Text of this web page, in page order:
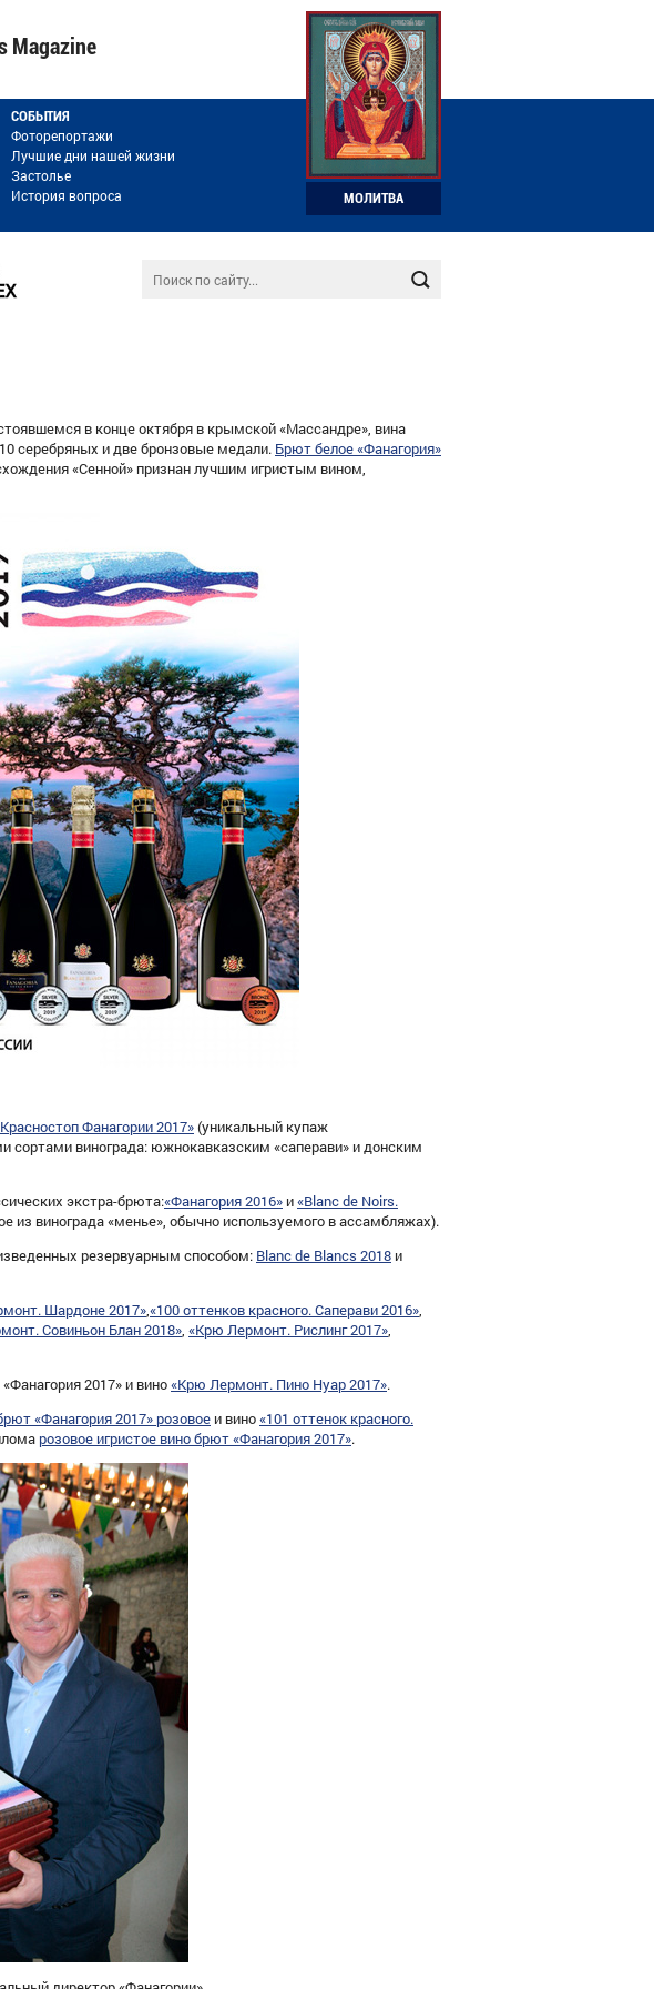
МОЛИТВА
Magazine
СОБЫТИЯ
Фоторепортажи
Лучшие дни нашей жизни
Застолье
История вопроса
в конце октября в крымской «Массандре», вина
серебряных и двебронзовые медали. Брют белое «Фанагория»
«Сенной» признан лучшим игристым вином,
Фанагории 2017»(уникальный купаж
сортами винограда: южнокавказским «саперави» и донским
экстра-брюта:«Фанагория 2016» и«Blanc de Noirs.
из винограда «менье», обычно используемого в ассамбляжах).
резервуарным способом: Blanc de Blancs 2018 и
Шардоне 2017»«100 оттенков красного. Саперави 2016»
Совиньон Блан 2018» «Крю Лермонт. Рислинг 2017»
2017» и вино«Крю Лермонт. Пино Нуар 2017».
«Фанагория 2017» розовое и вино«101 оттенок красного.
розовое игристое вино брют «Фанагория 2017».